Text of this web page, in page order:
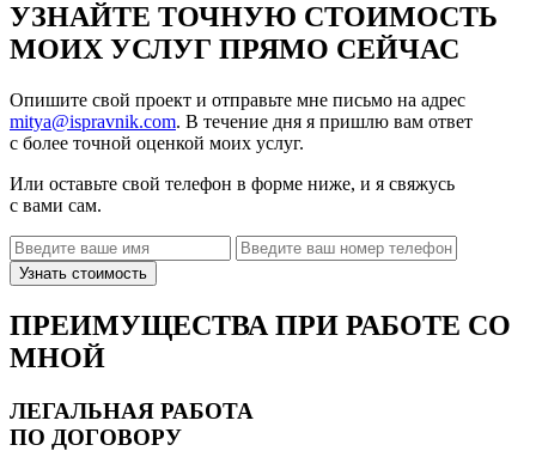
УЗНАЙТЕ ТОЧНУЮ СТОИМОСТЬ
МОИХ УСЛУГ ПРЯМО СЕЙЧАС
Опишите свой проект и отправьте мне письмо на адрес
mitya@ispravnik.com. В течение дня я пришлю вам ответ
с более точной оценкой моих услуг.
Или оставьте свой телефон в форме ниже, и я свяжусь
с вами сам.
ПРЕИМУЩЕСТВА ПРИ РАБОТЕ СО
МНОЙ
ЛЕГАЛЬНАЯ РАБОТА
ПО ДОГОВОРУ